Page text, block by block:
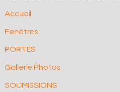
Accueil
Fenêtres
PORTES
Gallerie Photos
SOUMISSIONS